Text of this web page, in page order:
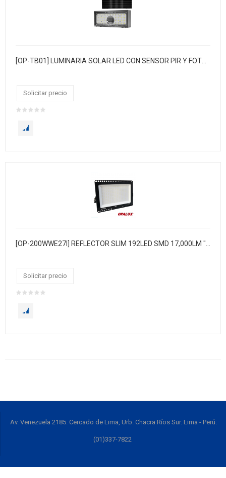
[OP-TB01] LUMINARIA SOLAR LED CON SENSOR PIR Y FOTOCELDA
Solicitar precio
[OP-200WWE27I] REFLECTOR SLIM 192LED SMD 17,000LM "OPALUX" 200W 85-265V AC LUZ CALIDA 3000K COLOR NEGRO IP-65 DURACION 50,000 HORAS
Solicitar precio
Av. Venezuela 2185. Cercado de Lima, Urb. Chacra Ríos Sur. Lima - Perú.
(01)337-7822